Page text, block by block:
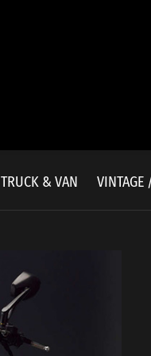
TRUCK & VAN VINTAGE